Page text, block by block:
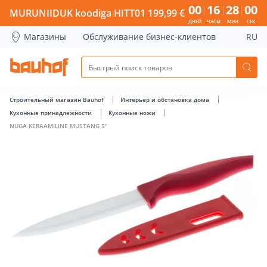
NUGA KERAAMILINE MUSTANG 5'' - Bauhof has loaded
MURUNIIDUK koodiga HITT01 199,99 € 00
ДНЕЙ
16
ЧАСЫ
27
МИН
59
СЕК
Магазины Обслуживание бизнес-клиентов RU
Строительный магазин Bauhof
Интерьер и обстановка дома
Кухонные принадлежности
Кухонные ножи
NUGA KERAAMILINE MUSTANG 5''